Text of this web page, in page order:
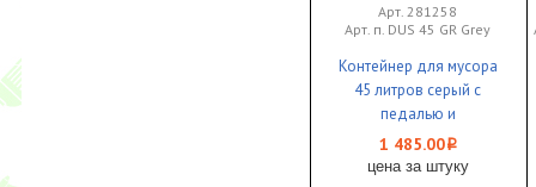
Арт. 281258
Арт. п. DUS 45 GR Grey
Контейнер для мусора
45 литров серый с
педалью и
крышкой 1/4 Bayersan
1 485.00i
цена за штуку